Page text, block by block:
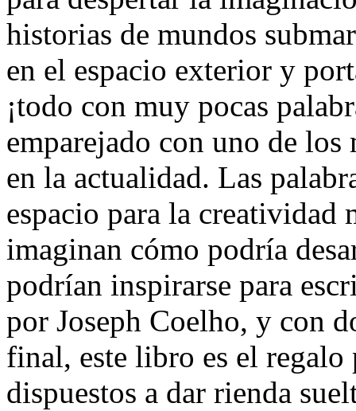
historias de mundos
en el espacio exterior y
¡todo con muy pocas
emparejado con uno de
en la actualidad. Las
espacio para la creatividad
imaginan cómo podría
podrían inspirarse para
por Joseph Coelho, y con
final, este libro es el regalo
dispuestos a dar rienda